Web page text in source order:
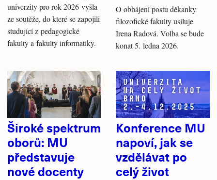
univerzity pro rok 2026 vyšla
ze soutěže, do které se zapojili
studující z pedagogické
fakulty a fakulty informatiky.
O obhájení postu děkanky
filozofické fakulty usiluje
Irena Radová. Volba se bude
konat 5. ledna 2026.
Široké spektrum
oborů: MU
představuje
nové docenty
Konference MU
napoví, jak se
vzdělávat po
celý život